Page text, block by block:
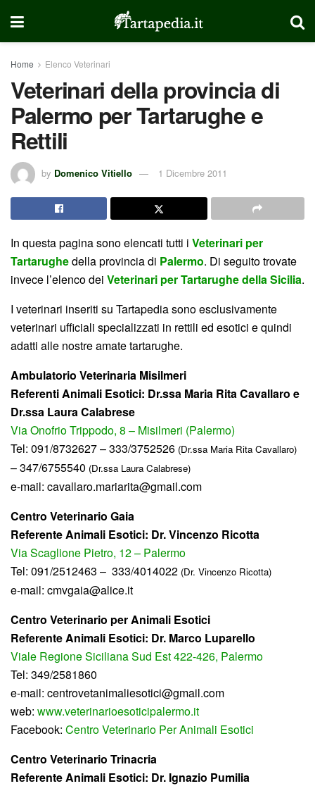
Home Elenco Veterinari
Veterinari della provincia di
Palermo per Tartarughe e
Rettili
by Domenico Vitiello 1 Dicembre 2011
In questa pagina sono elencati tutti i Veterinari per
Tartarughedella provincia di Palermo. Di seguito trovate
invece l’elenco dei Veterinari per Tartarughe della Sicilia.
I veterinari inseriti su Tartapedia sono esclusivamente
veterinari ufficiali specializzati in rettili ed esotici e quindi
adatti alle nostre amate tartarughe.
Ambulatorio Veterinaria Misilmeri
Referenti Animali Esotici: Dr.ssa Maria Rita Cavallaro e
Dr.ssa Laura Calabrese
Via Onofrio Trippodo, 8 – Misilmeri (Palermo)
Tel: 091/8732627 – 333/3752526 (Dr.ssa Maria Rita Cavallaro)
– 347/6755540 (Dr.ssa Laura Calabrese)
e-mail: cavallaro.mariarita@gmail.com
Centro Veterinario Gaia
Referente Animali Esotici: Dr. Vincenzo Ricotta
Via Scaglione Pietro, 12 – Palermo
Tel: 091/2512463 – 333/4014022 (Dr. Vincenzo Ricotta)
e-mail: cmvgaia@alice.it
Centro Veterinario per Animali Esotici
Referente Animali Esotici: Dr. Marco Luparello
Viale Regione Siciliana Sud Est 422-426, Palermo
Tel: 349/2581860
e-mail: centrovetanimaliesotici@gmail.com
web: www.veterinarioesoticipalermo.it
Facebook: Centro Veterinario Per Animali Esotici
Centro Veterinario Trinacria
Referente Animali Esotici: Dr. Ignazio Pumilia